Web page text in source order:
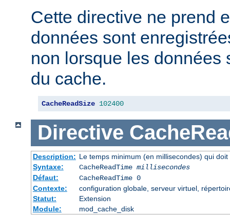
Cette directive ne prend
données sont
non lorsque les données
du cache.
CacheReadSize 102400
Directive
Description: Le temps minimum (en millisecondes) qui
Syntaxe:
CacheReadTime millisecondes
Défaut:
CacheReadTime 0
Contexte:
configuration globale, serveur virtuel,
Statut:
Extension
Module:
mod_cache_disk